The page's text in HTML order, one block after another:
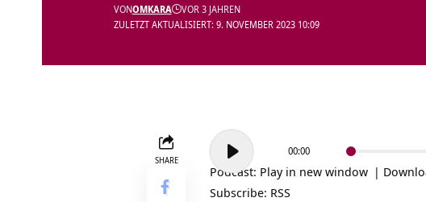
ZULETZT AKTUALISIERT: 9. NOVEMBER 2023 10:09
VONOMKARA VOR 3 JAHREN
SHARE
Audio-
Player
00:00
Podcast: Play in new window |
Subscribe: RSS